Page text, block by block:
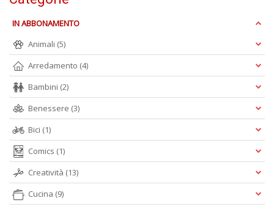
IN ABBONAMENTO
Animali (5)
Arredamento (4)
Bambini (2)
Benessere (3)
Bici (1)
Comics (1)
Creatività (13)
Cucina (9)